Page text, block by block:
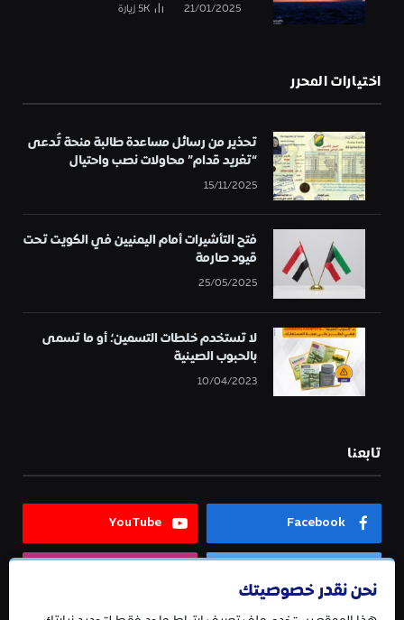
21/01/2025
5Kزيارة
اختيارات المحرر
تحذير من رسائل مساعدة طالبة منحة تُدعى
“تغريد قدام” محاولات نصب واحتيال
15/11/2025
فتح التأشيرات أمام اليمنيين في الكويت تحت
قيود صارمة
25/05/2025
لا تستخدم خلطات التسمين؛ أو ما تسمى
بالحبوب الصينية
10/04/2023
تابعنا
Facebook
YouTube
نحن نقدر خصوصيتك